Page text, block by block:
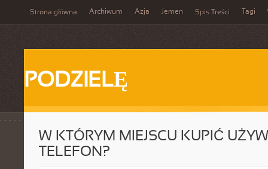
Strona główna Archiwum Azja Jemen Spis Treści Tagi
PODZIELĘ
W KTÓRYM MIEJSCU KUPIĆ
TELEFON?